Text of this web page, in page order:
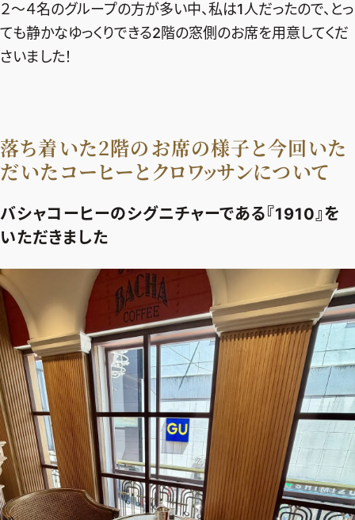
２～４名のグループの方が多い中、私は1人だったので、とっ
ても静かなゆっくりできる2階の窓側のお席を用意してくだ
さいました！
落ち着いた2階のお席の様子と今回いた
だいたコーヒーとクロワッサンについて
バシャコーヒーのシグニチャーである『1910』を
いただきました